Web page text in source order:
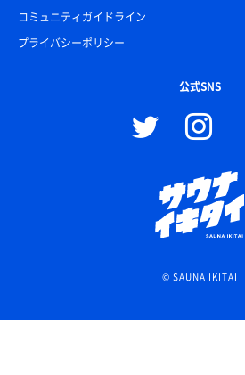
コミュニティガイドライン
プライバシーポリシー
公式SNS
© SAUNA IKITAI